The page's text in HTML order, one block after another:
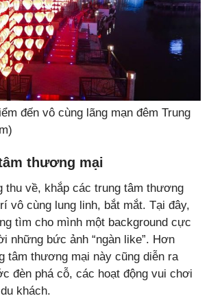
đến vô cùng lãng mạn đêm Trung
thương mại
thu về, khắp các trung tâm thương
vô cùng lung linh, bắt mắt. Tại đây,
tìm cho mình một background cực
những bức ảnh “ngàn like”. Hơn
tâm thương mại này cũng diễn ra
đèn phá cỗ, các hoạt động vui chơi
khách.